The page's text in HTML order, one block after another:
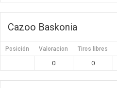
Cazoo Baskonia
Posición Valoracion Tiros libres
0 0